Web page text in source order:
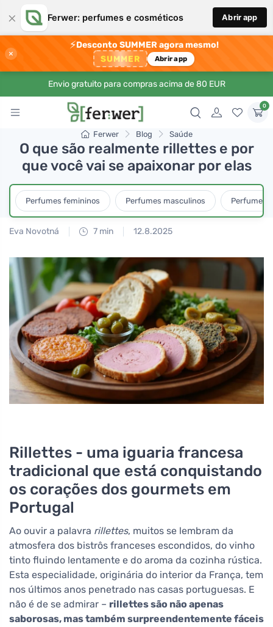
× Ferwer: perfumes e cosméticos Abrir app
×
⚡Desconto SUMMER agora mesmo!
SUMMER Abrir app
Envio gratuito para compras acima de 80 EUR
0
Ferwer Blog Saúde
O que são realmente rillettes e por
que você vai se apaixonar por elas
Perfumes femininos Perfumes masculinos Perfumes
Eva Novotná 7 min 12.8.2025
Rillettes - uma iguaria francesa
tradicional que está conquistando
os corações dos gourmets em
Portugal
Ao ouvir a palavra rillettes, muitos se lembram da
atmosfera dos bistrôs franceses escondidos, do vinho
tinto fluindo lentamente e do aroma da cozinha rústica.
Esta especialidade, originária do interior da França, tem
nos últimos anos penetrado nas casas portuguesas. E
não é de se admirar – rillettes são não apenas
saborosas, mas também surpreendentemente fáceis